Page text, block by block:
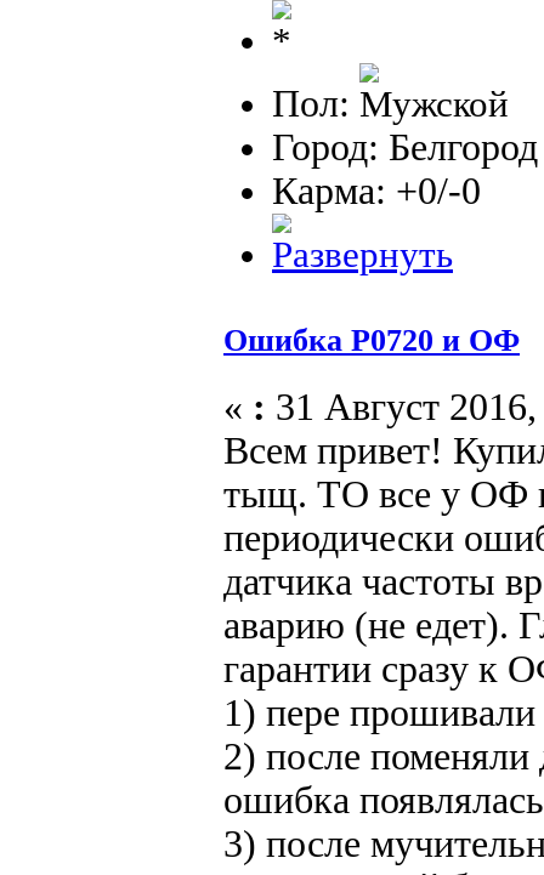
Пол:
Город: Белгород
Карма: +0/-0
Ошибка P0720 и ОФ
« : 31 Август
Всем привет!
тыщ. ТО все у ОФ и
периодически
датчика частоты
аварию (не едет).
гарантии сразу к
1) пере прошивали
2) после
ошибка появлялась
3) после